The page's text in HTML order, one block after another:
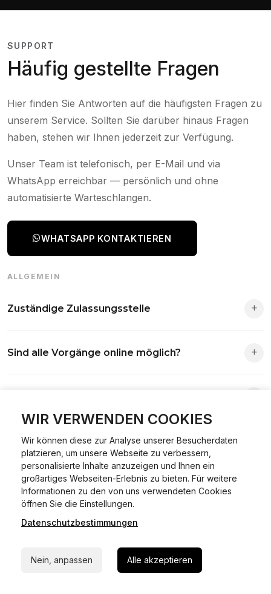
WIR VERWENDEN COOKIES
Wir können diese zur Analyse unserer Besucherdaten
platzieren, um unsere Webseite zu verbessern,
personalisierte Inhalte anzuzeigen und Ihnen ein
großartiges Webseiten-Erlebnis zu bieten. Für weitere
Informationen zu den von uns verwendeten Cookies
öffnen Sie die Einstellungen.
Datenschutzbestimmungen
Nein, anpassen Alle akzeptieren
SUPPORT
Häufig gestellte Fragen
Hier finden Sie Antworten auf die häufigsten Fragen zu
unserem Service. Sollten Sie darüber hinaus Fragen
haben, stehen wir Ihnen jederzeit zur Verfügung.
Unser Team ist telefonisch, per E-Mail und via
WhatsApp erreichbar — persönlich und ohne
automatisierte Warteschlangen.
WHATSAPP KONTAKTIEREN
ALLGEMEIN
Zuständige Zulassungsstelle
Antrag wird automatisch an die richtige Stelle weitergeleitet.
Sind alle Vorgänge online möglich?
01.01.2015.
Ein Internetverfahren, mit dem du Fahrzeuge anmelden,
ummelden oder abmelden kannst – inklusive Dateneingabe,
Dokumentprüfung und Bezahlung.
Welche Vorteile gibt es?
Zeitersparnis, flexible Durchführung, kein Besuch der
Behörde notwendig.
Welche Unterlagen werden benötigt?
Versicherungsnachweis, falls erforderlich TÜV-Bericht.
Wie sicher ist das Verfahren?
Die Prozesse laufen über gesicherte Verbindungen mit
Kann ich mein Fahrzeug online ummelden oder